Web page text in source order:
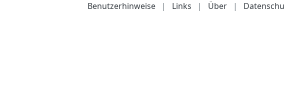
Benutzerhinweise | Links | Über |